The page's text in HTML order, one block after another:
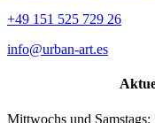
+49 151 525 729 26
info@urban-art.es
Mittwochs und Samstags: